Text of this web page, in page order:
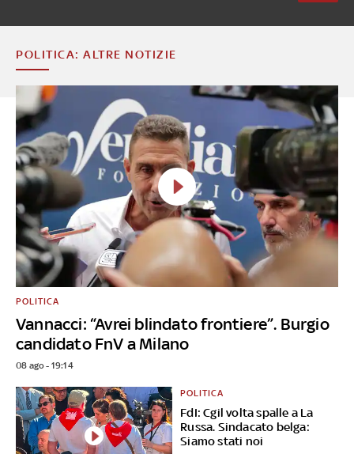
POLITICA: ALTRE NOTIZIE
Vannacci: “Avrei blindato frontiere”. Burgio
candidato FnV a Milano
POLITICA
08 ago - 19:14
FdI: Cgil volta spalle a La
Russa. Sindacato belga:
Siamo stati noi
POLITICA